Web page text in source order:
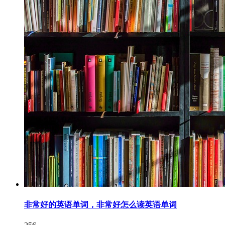
非常好的英语单词，非常好怎么读英语单词